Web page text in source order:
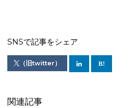
SNSで記事をシェア
（旧twitter）
関連記事